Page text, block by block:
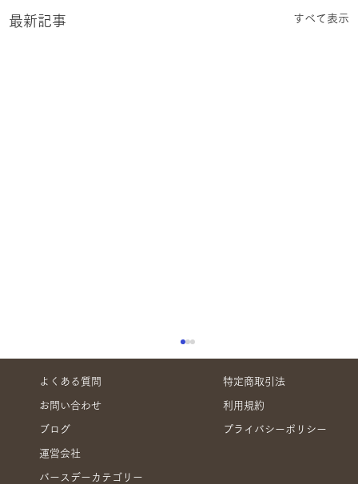
最新記事 すべて表示
よくある質問
お問い合わせ
ブログ
運営会社
バースデーカテゴリー
特定商取引法
利用規約
プライバシーポリシー